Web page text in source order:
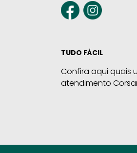
TUDO FÁCIL
Confira aqui quais
atendimento